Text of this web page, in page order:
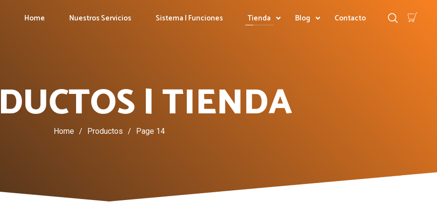
Home Nuestros Servicios Sistema | Funciones Tienda Blog Contacto
| TIENDA
Home / Productos / Page 14